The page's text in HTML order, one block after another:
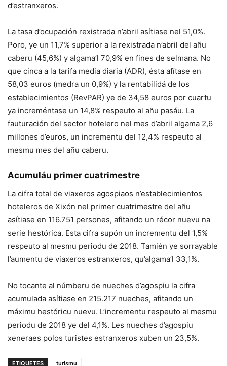
d’estranxeros.
La tasa d’ocupación rexistrada n’abril asítiase nel 51,0%.
Poro, ye un 11,7% superior a la rexistrada n’abril del añu
caberu (45,6%) y algama’l 70,9% en fines de selmana. No
que cinca a la tarifa media diaria (ADR), ésta afítase en
58,03 euros (medra un 0,9%) y la rentabilidá de los
establecimientos (RevPAR) ye de 34,58 euros por cuartu
ya increméntase un 14,8% respeuto al añu pasáu. La
fauturación del sector hotelero nel mes d’abril algama 2,6
millones d’euros, un incrementu del 12,4% respeuto al
mesmu mes del añu caberu.
Acumuláu primer cuatrimestre
La cifra total de viaxeros agospiaos n’establecimientos
hoteleros de Xixón nel primer cuatrimestre del añu
asítiase en 116.751 persones, afitando un récor nuevu na
serie hestórica. Esta cifra supón un incrementu del 1,5%
respeuto al mesmu periodu de 2018. Tamién ye sorrayable
l’aumentu de viaxeros estranxeros, qu’algama’l 33,1%.
No tocante al númberu de nueches d’agospiu la cifra
acumulada asítiase en 215.217 nueches, afitando un
máximu hestóricu nuevu. L’incrementu respeuto al mesmu
periodu de 2018 ye del 4,1%. Les nueches d’agospiu
xeneraes polos turistes estranxeros xuben un 23,5%.
ETIQUETES turismu